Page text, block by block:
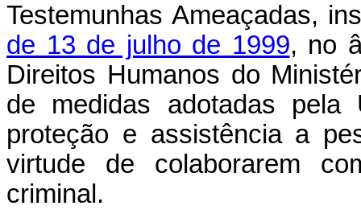
Testemunhas Ameaçadas,
de 13 de julho de 1999, no
Direitos Humanos do
de medidas
adotadas
proteção e assistência a
virtude de colaborarem
criminal.